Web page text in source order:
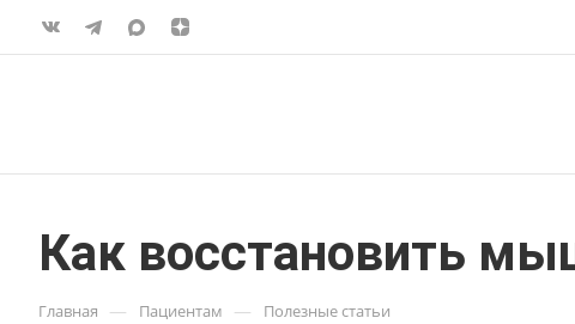
Как восстановить
Главная — Пациентам — Полезные статьи